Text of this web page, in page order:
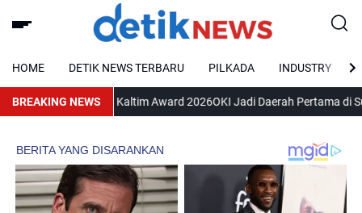
HOME DETIK NEWS TERBARU PILKADA INDUSTRY
BREAKING NEWS
Raih Tribun Kaltim Award 2026OKI Jadi Daerah Pertama di Sumsel